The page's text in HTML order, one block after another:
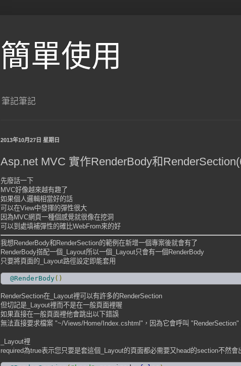
簡單使用
筆記筆記
2013年10月27日 星期日
Asp.net MVC 實作RenderBody和
先廢話一下
MVC好像越來越有趣了
如果個人邏輯相當好的話
可以在View中發揮的彈性很大
因為MVC網頁一種個感覺就很像在挖洞
可以到處填補彈性的確比WebFrom來的好
我想RenderBody和RenderSection的範例在新增一個專案後就會有了
RenderBody搭配一個_Layout所以一個_Layout只會有一個RenderBody
只要將頁面的_Layout路徑設定即能套用
@RenderBody()
RenderSection在_Layout裡可以有許多的RenderSection
但切記是_Layout裡而不是在一般頁面裡喔
如果直接在一般頁面裡他會跳出以下錯誤
無法直接要求檔案 "~/Views/Home/Index.cshtml"，因為它會呼叫 "RenderSection"
_Layout裡
required為true表示您只要是套這個_Layout的頁面都必需要又head的section不然會